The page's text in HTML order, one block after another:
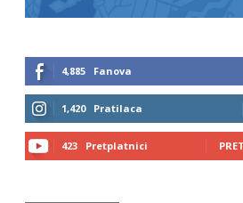
4,885 Fanova
1,420 Pratilaca
423 Pretplatnici